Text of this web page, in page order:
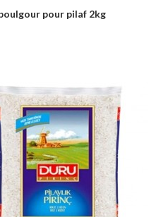
pour pilaf 2kg
+ Ajouter au panier